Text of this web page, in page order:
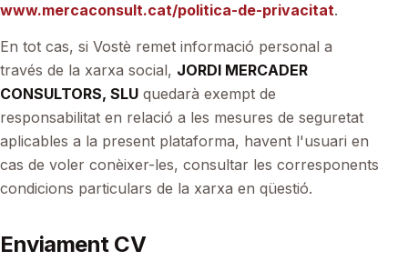
www.mercaconsult.cat/politica-de-privacitat.
En tot cas, si Vostè remet informació personal a
través de la xarxa social, JORDI MERCADER
CONSULTORS, SLU quedarà exempt de
responsabilitat en relació a les mesures de seguretat
aplicables a la present plataforma, havent l'usuari en
cas de voler conèixer-les, consultar les corresponents
condicions particulars de la xarxa en qüestió.
Enviament CV